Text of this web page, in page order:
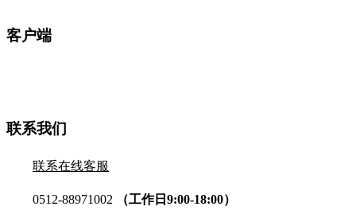
客户端
联系我们
联系在线客服
0512-88971002 （工作日9:00-18:00）